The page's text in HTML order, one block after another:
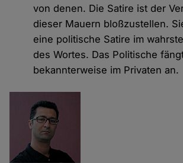
von denen. Die Satire ist der
dieser Mauern bloßzustellen.
eine politische Satire im
des Wortes. Das Politische
bekannterweise im Privaten an.